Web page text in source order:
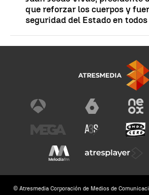
que reforzar los cuerpos y
seguridad del Estado en
© Atresmedia Corporación de Medios de